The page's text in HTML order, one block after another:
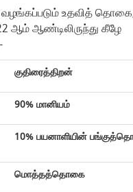
உதவித்
ஆம் ஆண்டிலிருந்து கீழே
குதிரைத்திறன்
90%மானியம்
10%பயனாளியின்
மொத்தத்தொகை